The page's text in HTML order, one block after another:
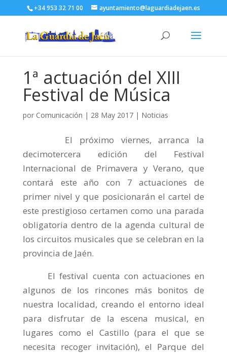
+34 953 32 71 00 ayuntamiento@laguardiadejaen.es
1ª actuación del XIII
Festival de Música
por Comunicación | 28 May 2017| Noticias
El próximo viernes, arranca la
decimotercera edición del Festival
Internacional de Primavera y Verano, que
contará este año con 7 actuaciones de
primer nivel y que posicionarán el cartel de
este prestigioso certamen como una parada
obligatoria dentro de la agenda cultural de
los circuitos musicales que se celebran en la
provincia de Jaén.
El festival cuenta con actuaciones en
algunos de los rincones más bonitos de
nuestra localidad, creando el entorno ideal
para disfrutar de la escena musical, en
lugares como el Castillo (para el que se
necesita recoger invitación), el Parque del